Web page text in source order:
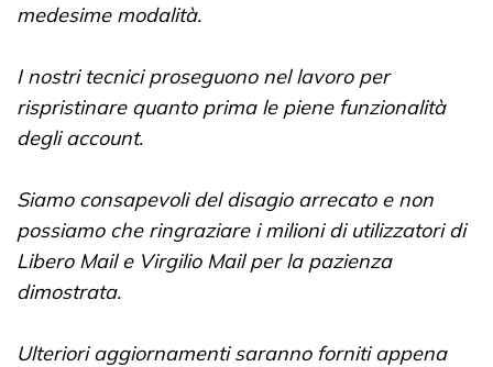
medesime modalità.
I nostri tecnici proseguono nel lavoro per
rispristinare quanto prima le piene funzionalità
degli account.
Siamo consapevoli del disagio arrecato e non
possiamo che ringraziare i milioni di utilizzatori di
Libero Mail e Virgilio Mail per la pazienza
dimostrata.
Ulteriori aggiornamenti saranno forniti appena